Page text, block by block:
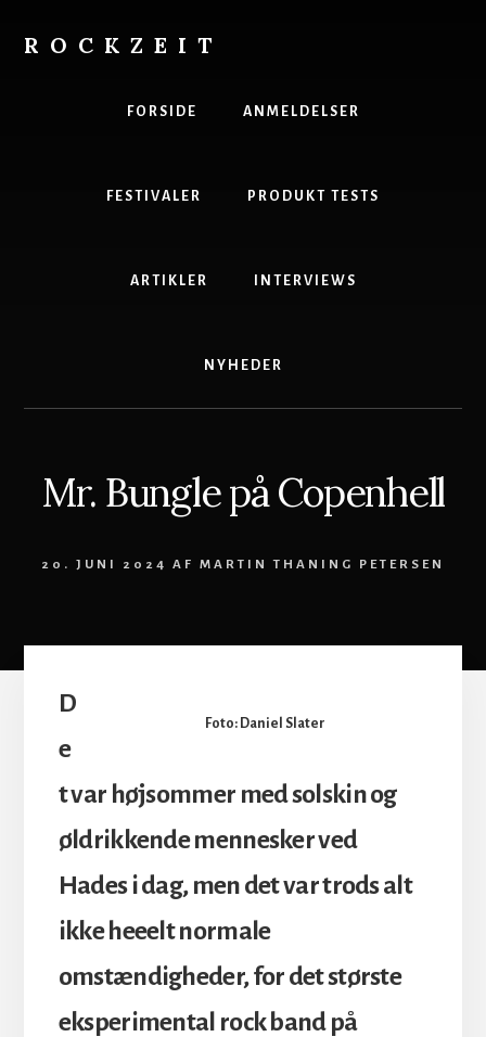
content
ROCKZEIT
FORSIDE ANMELDELSER
FESTIVALER PRODUKT TESTS
ARTIKLER INTERVIEWS
NYHEDER
Mr. Bungle på Copenhell
20. JUNI 2024 AF MARTIN THANING PETERSEN
Foto: Daniel Slater
D
e
t var højsommer med solskin og
øldrikkende mennesker ved
Hades i dag, men det var trods alt
ikke heeelt normale
omstændigheder, for det største
eksperimental rock band på